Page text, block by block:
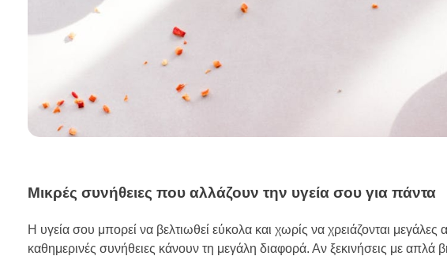
Μικρές συνήθειες που αλλάζουν την υγεία σου για πάντα
Η υγεία σου μπορεί να βελτιωθεί εύκολα και χωρίς να χρειάζονται
καθημερινές συνήθειες κάνουν τη μεγάλη διαφορά. Αν ξεκινήσεις με